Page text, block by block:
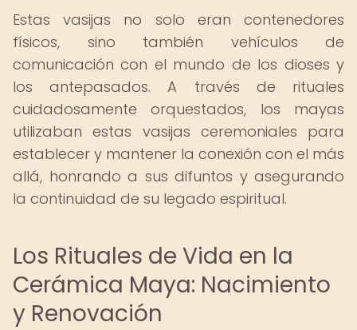
Estas vasijas no solo eran contenedores
físicos, sino también vehículos de
comunicación con el mundo de los dioses y
los antepasados. A través de rituales
cuidadosamente orquestados, los mayas
utilizaban estas vasijas ceremoniales para
establecer y mantener la conexión con el más
allá, honrando a sus difuntos y asegurando
la continuidad de su legado espiritual.
Los Rituales de Vida en la
Cerámica Maya: Nacimiento
y Renovación